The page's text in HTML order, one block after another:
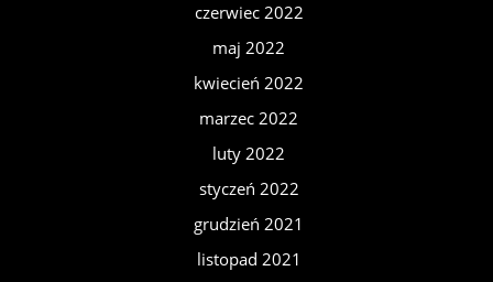
czerwiec 2022
maj 2022
kwiecień 2022
marzec 2022
luty 2022
styczeń 2022
grudzień 2021
listopad 2021